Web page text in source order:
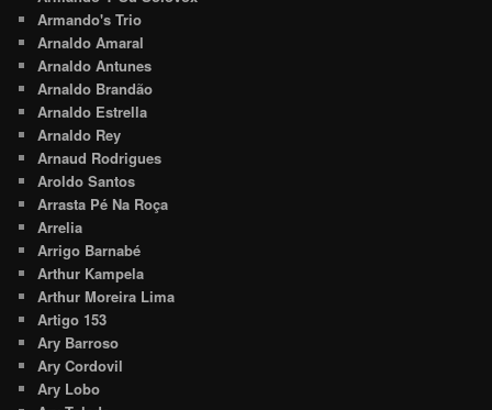
Armando's Trio
Arnaldo Amaral
Arnaldo Antunes
Arnaldo Brandão
Arnaldo Estrella
Arnaldo Rey
Arnaud Rodrigues
Aroldo Santos
Arrasta Pé Na Roça
Arrelia
Arrigo Barnabé
Arthur Kampela
Arthur Moreira Lima
Artigo 153
Ary Barroso
Ary Cordovil
Ary Lobo